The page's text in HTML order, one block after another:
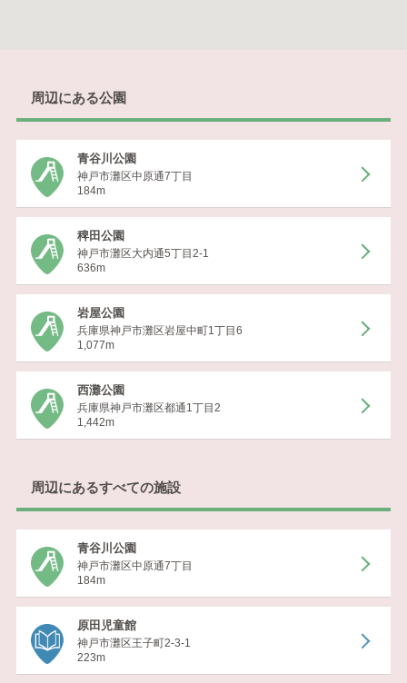
周辺にある公園
青谷川公園
神戸市灘区中原通7丁目
184m
稗田公園
神戸市灘区大内通5丁目2-1
636m
岩屋公園
兵庫県神戸市灘区岩屋中町1丁目6
1,077m
西灘公園
兵庫県神戸市灘区都通1丁目2
1,442m
周辺にあるすべての施設
青谷川公園
神戸市灘区中原通7丁目
184m
原田児童館
神戸市灘区王子町2-3-1
223m